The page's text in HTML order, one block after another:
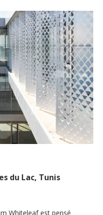
du Lac, Tunis
Whiteleaf est pensé